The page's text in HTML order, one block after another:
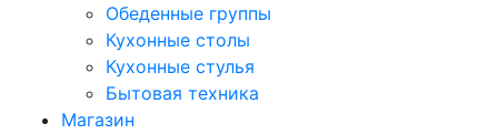
Обеденные группы
Кухонные столы
Кухонные стулья
Бытовая техника
Магазин